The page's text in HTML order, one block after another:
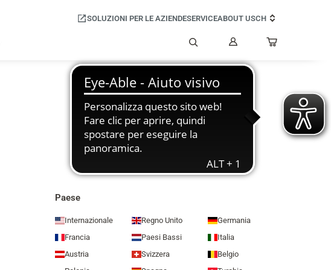
SOLUZIONI PER LE AZIENDESERVICEABOUT USCH
Cerca
mio
account
Paese
Internazionale Regno Unito
Germania
Francia
Paesi Bassi
Italia
Austria
Svizzera
Belgio